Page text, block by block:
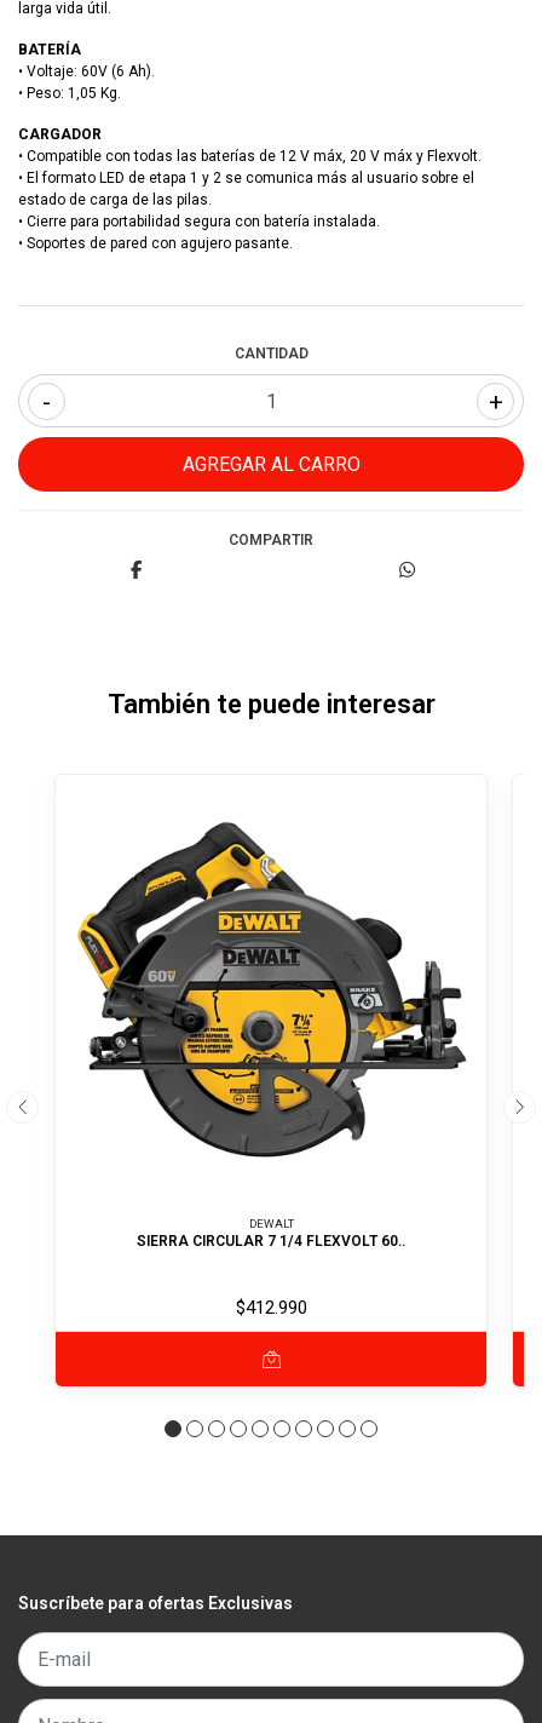
larga vida útil.
BATERÍA
• Voltaje: 60V (6 Ah).
• Peso: 1,05 Kg.
CARGADOR
• Compatible con todas las baterías de 12 V máx, 20 V máx y Flexvolt.
• El formato LED de etapa 1 y 2 se comunica más al usuario sobre el
estado de carga de las pilas.
• Cierre para portabilidad segura con batería instalada.
• Soportes de pared con agujero pasante.
CANTIDAD
+
-
COMPARTIR
También te puede interesar
DEWALT
SIERRA CIRCULAR 7 1/4 FLEXVOLT 60..
$412.990
Suscríbete para ofertas Exclusivas